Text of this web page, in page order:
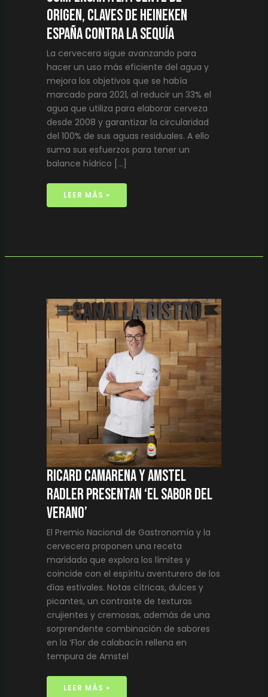
ORIGEN, CLAVES DE HEINEKEN
ESPAÑA CONTRA LA SEQUÍA
La cervecera sigue avanzando para
hacer un uso más eficiente del agua y
mejora los objetivos que se había
marcado para 2021, al reducir un 33% el
agua que utiliza para elaborar cerveza
desde 2008 y garantizar la circularidad
del 100% de sus aguas residuales. A ello
suma sus esfuerzos para tener un
balance hídrico […]
LEER MÁS »
Ricard Camarena y Amstel
Radler presentan ‘El sabor del
verano’
El Premio Nacional de Gastronomía y la
cervecera proponen una receta
maridada que explora los límites y
coincide con el espíritu aventurero de los
días estivales. Notas cítricas, dulces y
picantes, un contraste de texturas
crujientes y cremosas, además de una
sorprendente combinación de sabores
en la ‘Flor de calabacín rellena en
tempura de Amstel
RICARD
‘EL
SABOR
DEL
VERANO’
LEER MÁS »